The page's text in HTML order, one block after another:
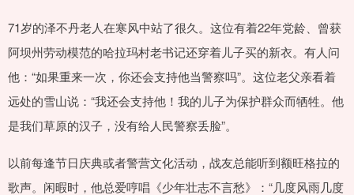
71岁的泽不丹老人在寒风中站了很久。这位有着22年党龄、曾获
阿坝州劳动模范的哈拉玛村老书记还穿着儿子买的新衣。有人问
他：“如果重来一次，你还会支持他当警察吗”。这位老父亲看着
远处的雪山说：“我还会支持他！我的儿子为保护群众而牺牲。他
是我们草原的汉子，没有给人民警察丢脸”。
以前每逢节日庆典或者警营文化活动，战友总能听到额旺格拉的
歌声。闲暇时，他总爱哼唱《少年壮志不言愁》：“几度风雨几度